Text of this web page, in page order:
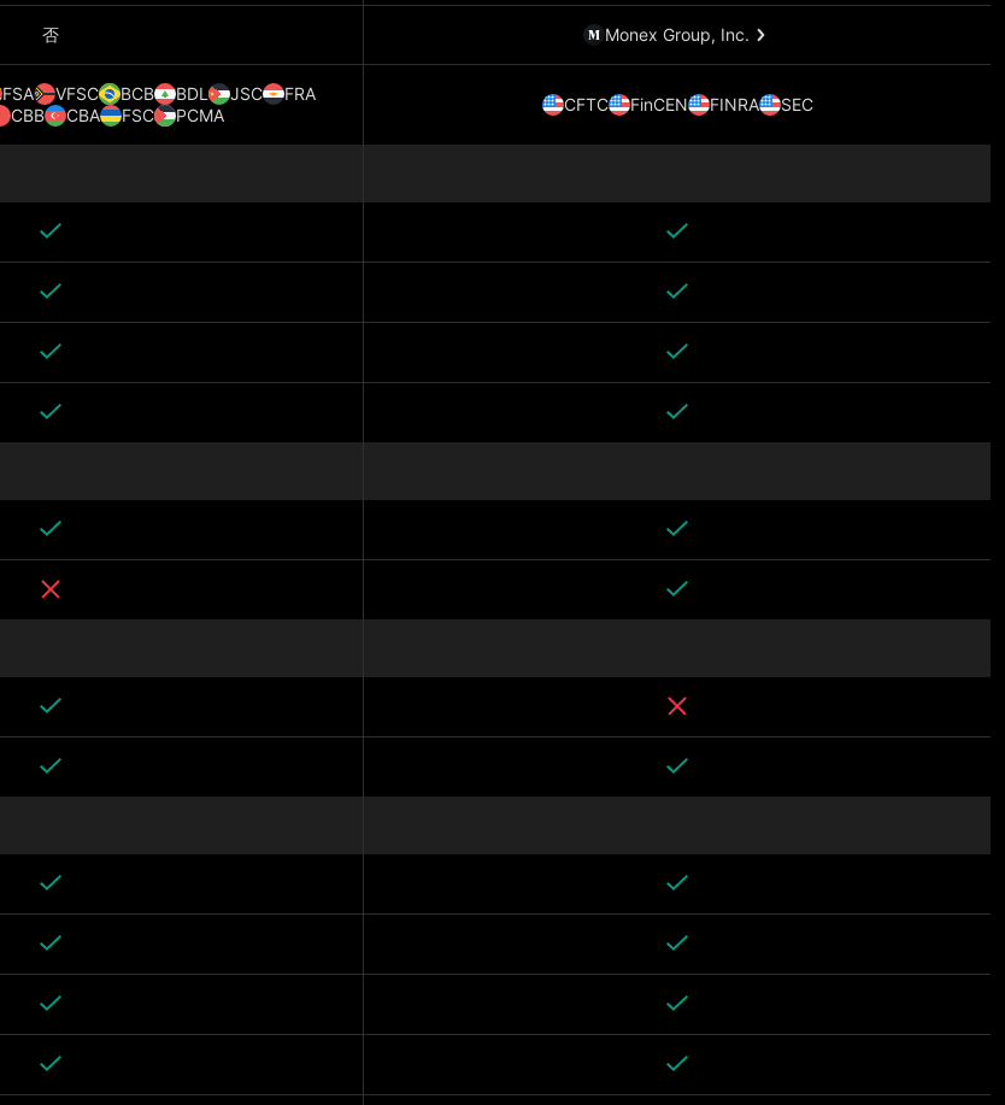
否 Monex Group, Inc.
FSA VFSC BCB BDL JSC
FRA
CBB CBA FSC PCMA
CFTC FinCEN FINRA SEC